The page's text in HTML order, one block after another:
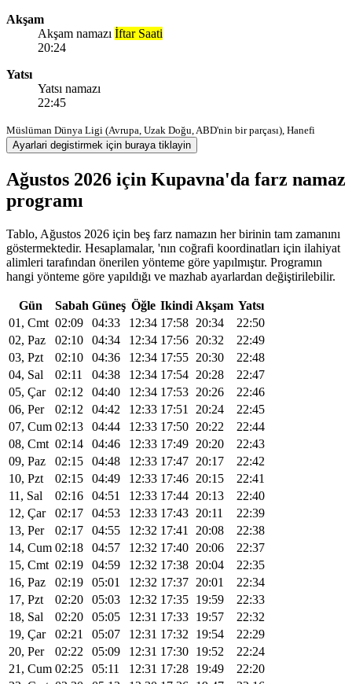
Akşam
Akşam namazı İftar Saati
20:24
Yatsı
Yatsı namazı
22:45
Müslüman Dünya Ligi (Avrupa, Uzak Doğu, ABD'nin bir parçası), Hanefi
Ayarlari degistirmek için buraya tiklayin
Ağustos 2026 için Kupavna'da farz namaz
programı
Tablo, Ağustos 2026 için beş farz namazın her birinin tam zamanını
göstermektedir. Hesaplamalar, 'nın coğrafi koordinatları için ilahiyat
alimleri tarafından önerilen yönteme göre yapılmıştır. Programın
hangi yönteme göre yapıldığı ve mazhab ayarlardan değiştirilebilir.
Gün Sabah Güneş Öğle Ikindi Akşam Yatsı
01, Cmt 02:09 04:33 12:34 17:58 20:34
22:50
02, Paz
02:10 04:34 12:34 17:56 20:32
22:49
03, Pzt
02:10 04:36 12:34 17:55 20:30
22:48
04, Sal
02:11 04:38 12:34 17:54 20:28
22:47
05, Çar
02:12 04:40 12:34 17:53 20:26
22:46
06, Per
02:12 04:42 12:33 17:51 20:24
22:45
07, Cum 02:13 04:44 12:33 17:50 20:22
22:44
08, Cmt 02:14 04:46 12:33 17:49 20:20
22:43
09, Paz
02:15 04:48 12:33 17:47 20:17
22:42
10, Pzt
02:15 04:49 12:33 17:46 20:15
22:41
11, Sal
02:16 04:51 12:33 17:44 20:13
22:40
12, Çar
02:17 04:53 12:33 17:43 20:11
22:39
13, Per
02:17 04:55 12:32 17:41 20:08
22:38
14, Cum 02:18 04:57 12:32 17:40 20:06
22:37
15, Cmt 02:19 04:59 12:32 17:38 20:04
22:35
16, Paz
02:19 05:01 12:32 17:37 20:01
22:34
17, Pzt
02:20 05:03 12:32 17:35 19:59
22:33
18, Sal
02:20 05:05 12:31 17:33 19:57
22:32
19, Çar
02:21 05:07 12:31 17:32 19:54
22:29
20, Per
02:22 05:09 12:31 17:30 19:52
22:24
21, Cum 02:25 05:11 12:31 17:28 19:49
22:20